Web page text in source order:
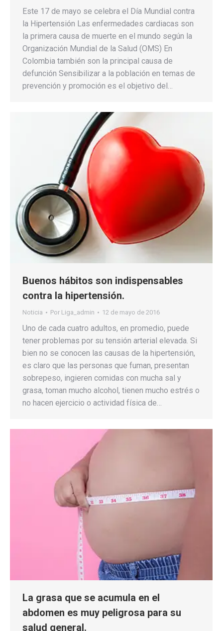
Este 17 de mayo se celebra el Día Mundial contra
la Hipertensión Las enfermedades cardiacas son
la primera causa de muerte en el mundo según la
Organización Mundial de la Salud (OMS) En
Colombia también son la principal causa de
defunción Sensibilizar a la población en temas de
prevención y promoción es el objetivo del…
Buenos hábitos son indispensables
contra la hipertensión.
Noticia Por Liga_admin 12 de mayo de 2016
Uno de cada cuatro adultos, en promedio, puede
tener problemas por su tensión arterial elevada. Si
bien no se conocen las causas de la hipertensión,
es claro que las personas que fuman, presentan
sobrepeso, ingieren comidas con mucha sal y
grasa, toman mucho alcohol, tienen mucho estrés o
no hacen ejercicio o actividad física de…
La grasa que se acumula en el
abdomen es muy peligrosa para su
salud general.